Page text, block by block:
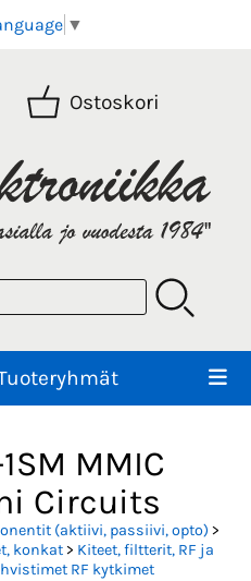
▼
Ostoskori
MMIC
Circuits
(aktiivi, passiivi, opto) >
konkat> Kiteet, filtterit, RF ja
RF kytkimet